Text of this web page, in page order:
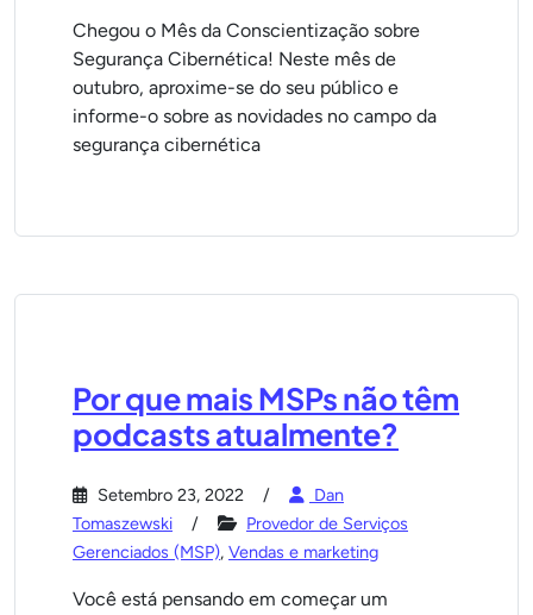
Chegou o Mês da Conscientização sobre
Segurança Cibernética! Neste mês de
outubro, aproxime-se do seu público e
informe-o sobre as novidades no campo da
segurança cibernética
Por que mais MSPs não têm
podcasts atualmente?
Setembro 23, 2022
Dan
Tomaszewski
Provedor de Serviços
Gerenciados (MSP), Vendas e marketing
Você está pensando em começar um